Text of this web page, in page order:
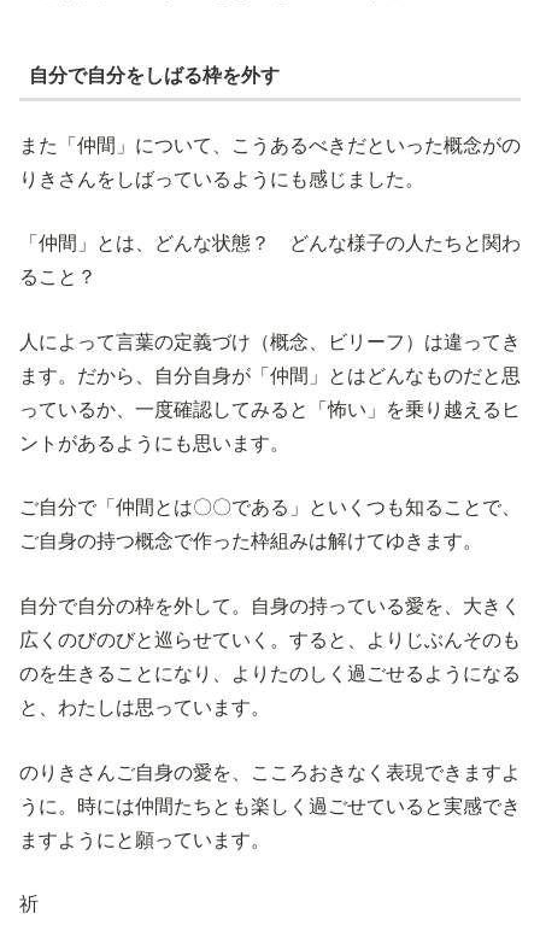
自分で自分をしばる枠を外す
また「仲間」について、こうあるべきだといった概念がの
りきさんをしばっているようにも感じました。
「仲間」とは、どんな状態？ どんな様子の人たちと関わ
ること？
人によって言葉の定義づけ（概念、ビリーフ）は違ってき
ます。だから、自分自身が「仲間」とはどんなものだと思
っているか、一度確認してみると「怖い」を乗り越えるヒ
ントがあるようにも思います。
ご自分で「仲間とは〇〇である」といくつも知ることで、
ご自身の持つ概念で作った枠組みは解けてゆきます。
自分で自分の枠を外して。自身の持っている愛を、大きく
広くのびのびと巡らせていく。すると、よりじぶんそのも
のを生きることになり、よりたのしく過ごせるようになる
と、わたしは思っています。
のりきさんご自身の愛を、こころおきなく表現できますよ
うに。時には仲間たちとも楽しく過ごせていると実感でき
ますようにと願っています。
祈